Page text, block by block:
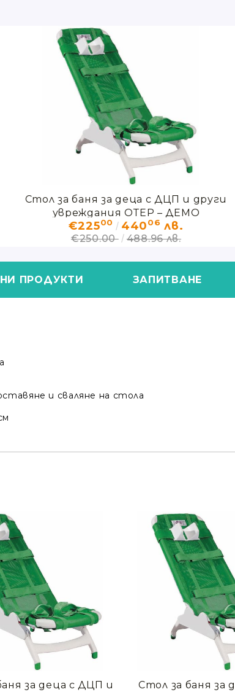
Моят профил
Вход Регистрация
Стол за баня за деца с ДЦП и други
увреждания ОТЕР – ДЕМО
€22500 44006 лв.
€250.00 488.96 лв.
ПРОДУКТИ ЗАПИТВАНЕ
и сваляне на стола
за деца с ДЦП и
Стол за баня за